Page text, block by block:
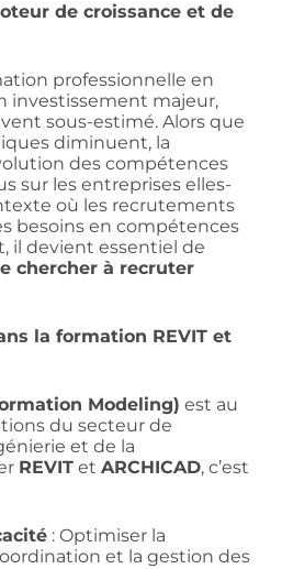
de croissance et de
professionnelle en
investissement majeur,
sous-estimé. Alors que
diminuent, la
des compétences
sur les entreprises elles-
où les recrutements
besoins en compétences
il devient essentiel de
chercher à recruter
la formation REVIT et
Modeling) est au
du secteur de
et de la
REVIT et ARCHICAD, c’est
: Optimiser la
et la gestion des